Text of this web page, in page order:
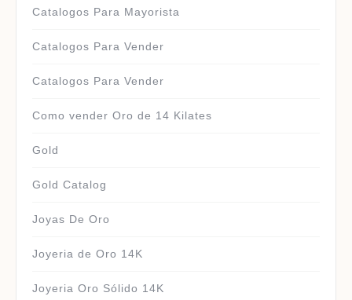
Catalogos Para Mayorista
Catalogos Para Vender
Catalogos Para Vender
Como vender Oro de 14 Kilates
Gold
Gold Catalog
Joyas De Oro
Joyeria de Oro 14K
Joyeria Oro Sólido 14K